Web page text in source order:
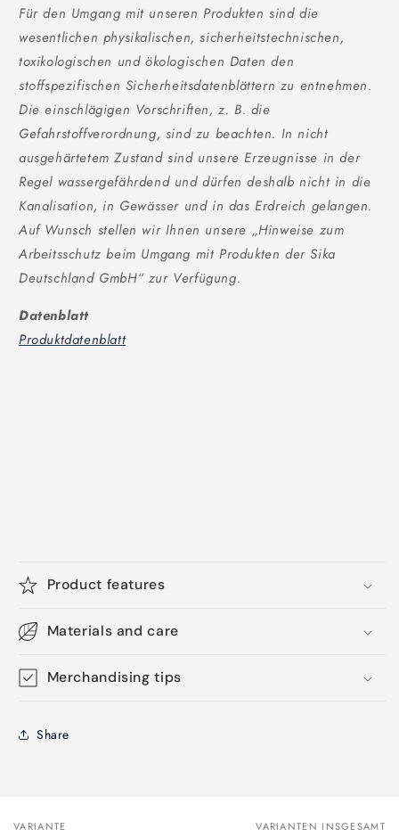
Für den Umgang mit unseren Produkten sind die
wesentlichen physikalischen, sicherheitstechnischen,
toxikologischen und ökologischen Daten den
stoffspezifischen Sicherheitsdatenblättern zu entnehmen.
Die einschlägigen Vorschriften, z. B. die
Gefahrstoffverordnung, sind zu beachten. In nicht
ausgehärtetem Zustand sind unsere Erzeugnisse in der
Regel wassergefährdend und dürfen deshalb nicht in die
Kanalisation, in Gewässer und in das Erdreich gelangen.
Auf Wunsch stellen wir Ihnen unsere „Hinweise zum
Arbeitsschutz beim Umgang mit Produkten der Sika
Deutschland GmbH“ zur Verfügung.
Datenblatt
Produktdatenblatt
Product features
Materials and care
Merchandising tips
Share
Dein
VARIANTE VARIANTEN INSGESAMT